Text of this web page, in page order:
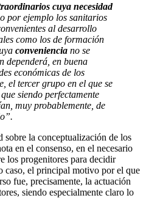
cuya necesidad
por ejemplo los sanitarios
al desarrollo
como los de formación
conveniencia no se
dependerá, en buena
económicas de los
el tercer grupo en el que se
siendo perfectamente
muy probablemente, de
la conceptualización de los
en el consenso, en el necesario
los progenitores para decidir
caso, el principal motivo por el que
fue, precisamente, la actuación
siendo especialmente claro lo